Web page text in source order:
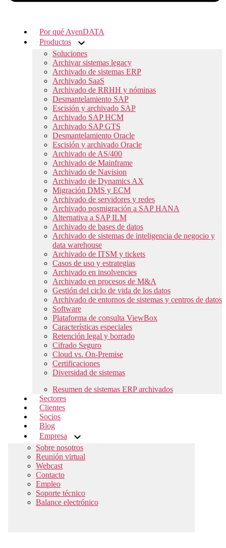
Por qué AvenDATA
Productos
Soluciones
Archivar sistemas legacy
Archivado de sistemas ERP
Archivado SaaS
Archivado de RRHH y nóminas
Desmantelamiento SAP
Escisión y archivado SAP
Archivado SAP HCM
Archivado SAP GTS
Desmantelamiento Oracle
Escisión y archivado Oracle
Archivado de AS/400
Archivado de Mainframe
Archivado de Navision
Archivado de Dynamics AX
Migración DMS y ECM
Archivado de servidores y redes
Archivado posmigración a SAP HANA
Alternativa a SAP ILM
Archivado de bases de datos
Archivado de sistemas de inteligencia de negocio y
data warehouse
Archivado de ITSM y tickets
Casos de uso y estrategias
Archivado en insolvencies
Archivado en procesos de M&A
Gestión del ciclo de vida de los datos
Archivado de entornos de sistemas y centros de datos
Software
Plataforma de consulta ViewBox
Características especiales
Retención legal y borrado
Cifrado Seguro
Cloud vs. On-Premise
Certificaciones
Diversidad de sistemas
Resumen de sistemas ERP archivados
Sectores
Clientes
Socios
Blog
Empresa
Sobre nosotros
Reunión virtual
Webcast
Contacto
Empleo
Soporte técnico
Balance electrónico